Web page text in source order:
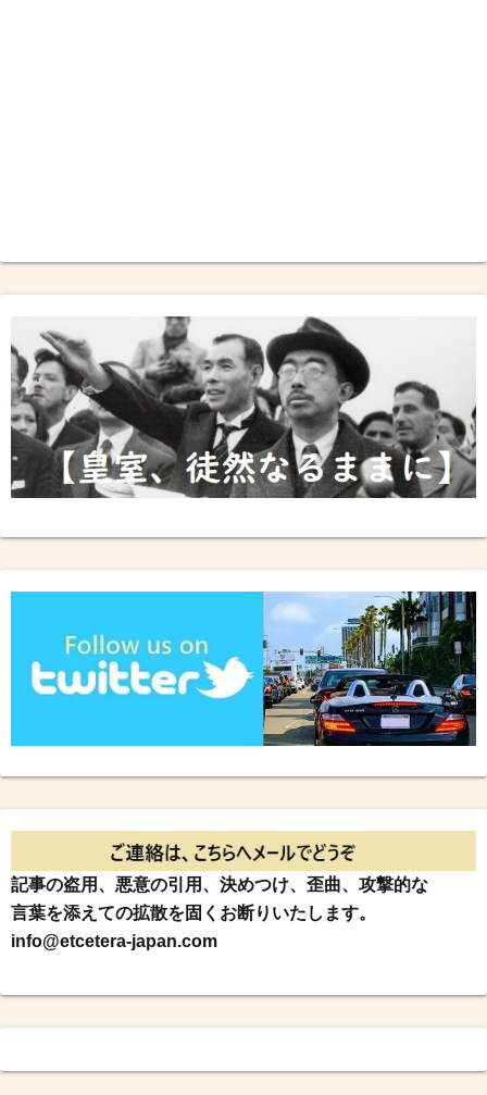
記事の盗用、悪意の引用、決めつけ、歪曲、攻撃的な
言葉を添えての拡散を固くお断りいたします。
info@etcetera-japan.com